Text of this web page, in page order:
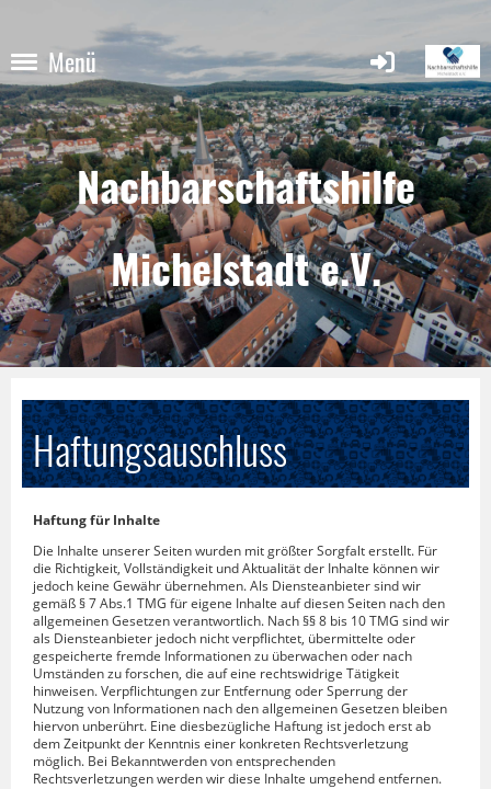
Menü
Nachbarschaftshilfe
Michelstadt e.V.
Haftungsauschluss
Haftung für Inhalte
Die Inhalte unserer Seiten wurden mit größter Sorgfalt erstellt. Für
die Richtigkeit, Vollständigkeit und Aktualität der Inhalte können wir
jedoch keine Gewähr übernehmen. Als Diensteanbieter sind wir
gemäß § 7 Abs.1 TMG für eigene Inhalte auf diesen Seiten nach den
allgemeinen Gesetzen verantwortlich. Nach §§ 8 bis 10 TMG sind wir
als Diensteanbieter jedoch nicht verpflichtet, übermittelte oder
gespeicherte fremde Informationen zu überwachen oder nach
Umständen zu forschen, die auf eine rechtswidrige Tätigkeit
hinweisen. Verpflichtungen zur Entfernung oder Sperrung der
Nutzung von Informationen nach den allgemeinen Gesetzen bleiben
hiervon unberührt. Eine diesbezügliche Haftung ist jedoch erst ab
dem Zeitpunkt der Kenntnis einer konkreten Rechtsverletzung
möglich. Bei Bekanntwerden von entsprechenden
Rechtsverletzungen werden wir diese Inhalte umgehend entfernen.